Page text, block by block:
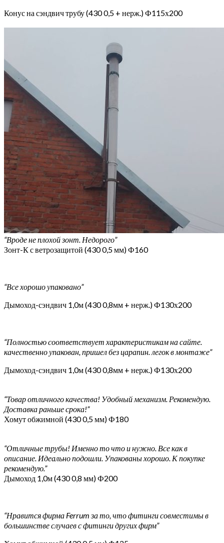
Конус на сэндвич трубу (430 0,5 + нерж.) Ф115х200
“Вроде не плохой зонт. Недорого”
Зонт-К с ветрозащитой (430 0,5 мм) Ф160
“Все хорошо упаковано”
Дымоход-сэндвич 1,0м (430 0,8мм + нерж.) Ф130х200
“Полностью соответствует характеристикам на сайте.
качественно упакован, пришел без царапин. легок в монтаже”
Дымоход-сэндвич 1,0м (430 0,8мм + нерж.) Ф130х200
“Товар отличного качества! Удобный механизм. Рекомендую.
Доставка раньше срока!”
Хомут обжимной (430 0,5 мм) Ф180
“Отличные трубы! Именно то что и нужно. Все как в
описание. Идеально подошли. Упакованы хорошо. К покупке
рекомендую.”
Дымоход 1,0м (430 0,8 мм) Ф200
“Нравится фирма Ferrum за то, что фитинги совместимы в
большинстве случаев с фитинги других фирм”